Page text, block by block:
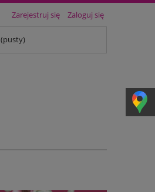
Zarejestruj się Zaloguj się
(pusty)